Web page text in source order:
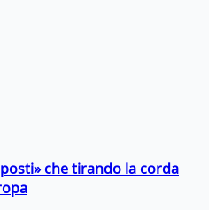
che tirando la corda